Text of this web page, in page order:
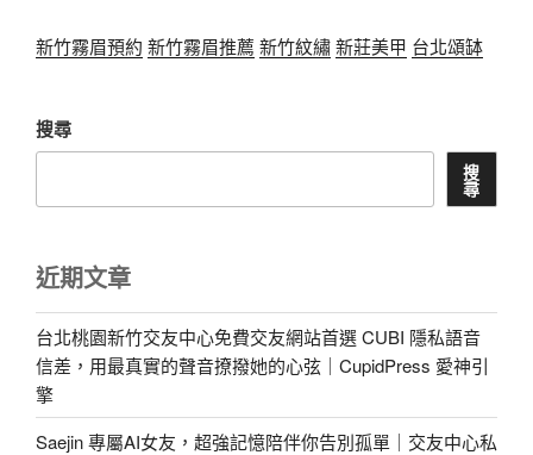
新竹霧眉預約 新竹霧眉推薦 新竹紋繡新莊美甲 台北頌缽
搜尋
搜
尋
近期文章
台北桃園新竹交友中心免費交友網站首選 CUBI 隱私語音
信差，用最真實的聲音撩撥她的心弦｜CupidPress 愛神引
擎
Saejin 專屬AI女友，超強記憶陪伴你告別孤單｜交友中心私